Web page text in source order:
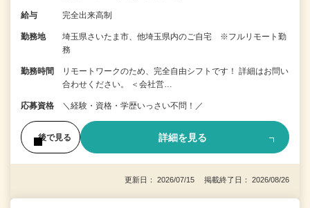
給与 完全出来高制
勤務地
埼玉県さいたま市、他埼玉県内のご自宅 ※フルリモート勤
務
勤務時間
リモートワークのため、完全自由シフトです！ 詳細はお問い
合わせください。 ＜会社営…
応募資格 ＼経験・資格・学歴いっさい不問！／
後で見る 詳細を見る
更新日： 2026/07/15 掲載終了日： 2026/08/26